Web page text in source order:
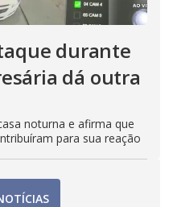
durante
dá outra
noturna e afirma que
para sua reação